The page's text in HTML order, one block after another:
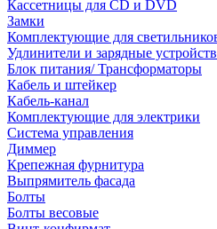
Кассетницы для CD и DVD
Замки
Комплектующие для
Удлинители и зарядные
Блок питания/ Трансформаторы
Кабель и штейкер
Кабель-канал
Комплектующие для электрики
Система управления
Диммер
Крепежная фурнитура
Выпрямитель фасада
Болты
Болты весовые